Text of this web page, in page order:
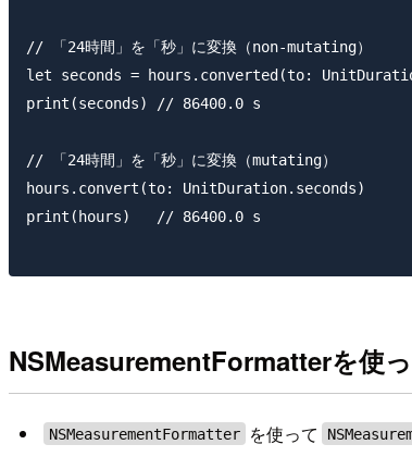
// 「24時間」を「秒」に変換（non-mutating）
let seconds = hours.converted(to:
print(seconds) // 86400.0 s
// 「24時間」を「秒」に変換（mutating）
hours.convert(to: UnitDuration.seconds)
print(hours)   // 86400.0 s
NSMeasurementFormatterを使
NSMeasurementFormatter を使って